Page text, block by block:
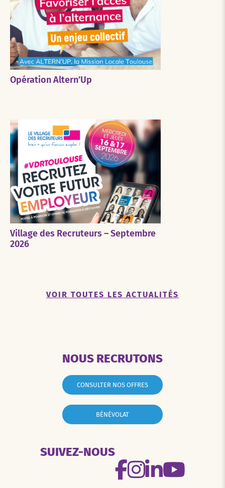
Opération Altern’Up
Village des Recruteurs – Septembre
2026
VOIR TOUTES LES ACTUALITÉS
NOUS RECRUTONS
CONSULTER NOS OFFRES
BÉNÉVOLAT
SUIVEZ-NOUS